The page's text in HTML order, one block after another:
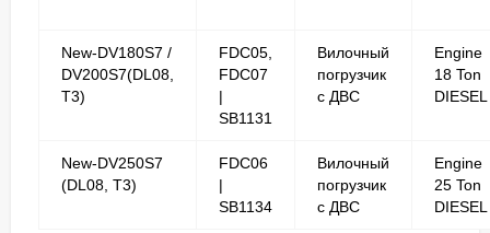
New-DV180S7 /
DV200S7(DL08,
T3)
FDC05,
FDC07
|
SB1131
Вилочный
погрузчик
с ДВС
Engine
18 Ton
DIESEL
New-DV250S7
(DL08, T3)
FDC06
|
SB1134
Вилочный
погрузчик
с ДВС
Engine
25 Ton
DIESEL